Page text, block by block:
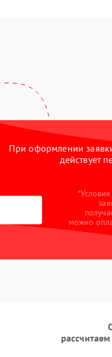
При оформлении
действует
можно